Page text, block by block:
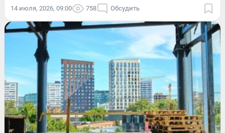
14 июля, 2026, 09:00 758 Обсудить